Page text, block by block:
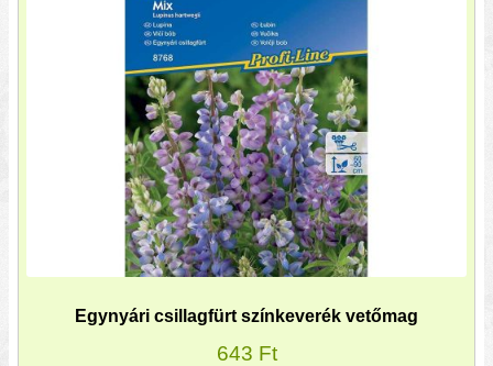
Egynyári csillagfürt színkeverék vetőmag
643 Ft